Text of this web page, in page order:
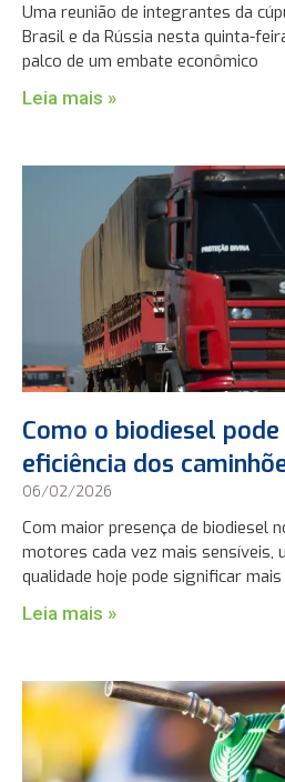
Uma reunião de integrantes da
Brasil e da Rússia nesta quinta-
palco de um embate econômico
Leia mais »
Como o biodiesel
eficiência dos
06/02/2026
Com maior presença de biodiesel
motores cada vez mais sensíveis,
qualidade hoje pode significar
Leia mais »